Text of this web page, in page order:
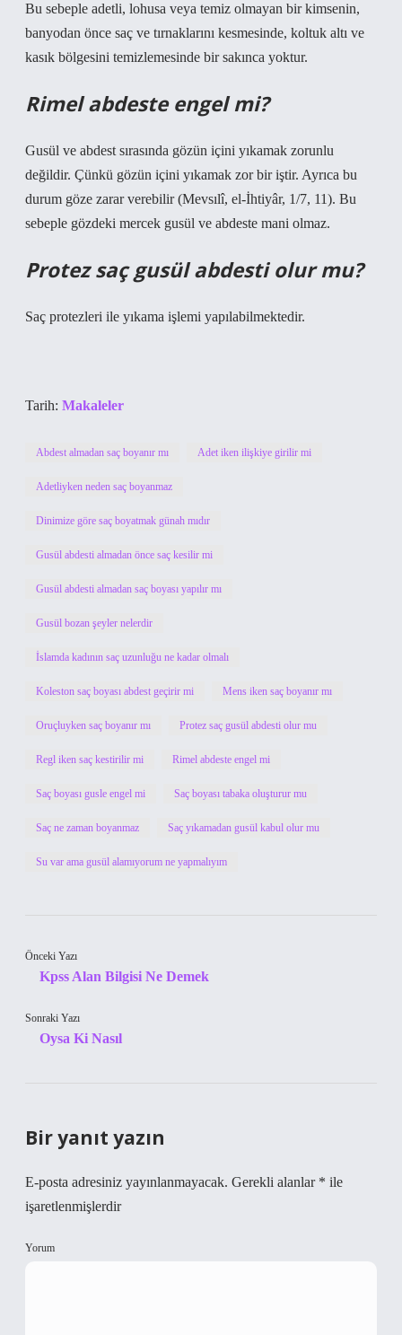
Bu sebeple adetli, lohusa veya temiz olmayan bir kimsenin,
banyodan önce saç ve tırnaklarını kesmesinde, koltuk altı ve
kasık bölgesini temizlemesinde bir sakınca yoktur.
Rimel abdeste engel mi?
Gusül ve abdest sırasında gözün içini yıkamak zorunlu
değildir. Çünkü gözün içini yıkamak zor bir iştir. Ayrıca bu
durum göze zarar verebilir (Mevsılî, el-İhtiyâr, 1/7, 11). Bu
sebeple gözdeki mercek gusül ve abdeste mani olmaz.
Protez saç gusül abdesti olur mu?
Saç protezleri ile yıkama işlemi yapılabilmektedir.
Tarih: Makaleler
Abdest almadan saç boyanır mı Adet iken ilişkiye girilir mi
Adetliyken neden saç boyanmaz
Dinimize göre saç boyatmak günah mıdır
Gusül abdesti almadan önce saç kesilir mi
Gusül abdesti almadan saç boyası yapılır mı
Gusül bozan şeyler nelerdir
İslamda kadının saç uzunluğu ne kadar olmalı
Koleston saç boyası abdest geçirir mi Mens iken saç boyanır mı
Oruçluyken saç boyanır mı Protez saç gusül abdesti olur mu
Regl iken saç kestirilir mi Rimel abdeste engel mi
Saç boyası gusle engel mi Saç boyası tabaka oluşturur mu
Saç ne zaman boyanmaz Saç yıkamadan gusül kabul olur mu
Su var ama gusül alamıyorum ne yapmalıyım
Önceki Yazı
Kpss Alan Bilgisi Ne Demek
Sonraki Yazı
Oysa Ki Nasıl
Bir yanıt yazın
E-posta adresiniz yayınlanmayacak. Gerekli alanlar * ile
işaretlenmişlerdir
Yorum